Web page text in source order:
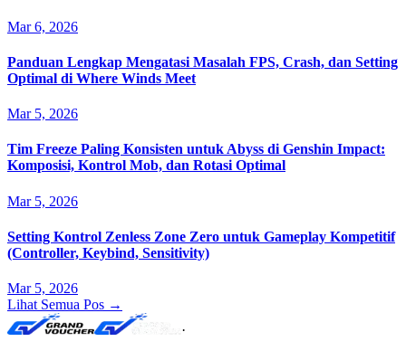
Mar 6, 2026
Panduan Lengkap Mengatasi Masalah FPS, Crash, dan Setting
Optimal di Where Winds Meet
Mar 5, 2026
Tim Freeze Paling Konsisten untuk Abyss di Genshin Impact:
Komposisi, Kontrol Mob, dan Rotasi Optimal
Mar 5, 2026
Setting Kontrol Zenless Zone Zero untuk Gameplay Kompetitif
(Controller, Keybind, Sensitivity)
Mar 5, 2026
Lihat Semua Pos →
·